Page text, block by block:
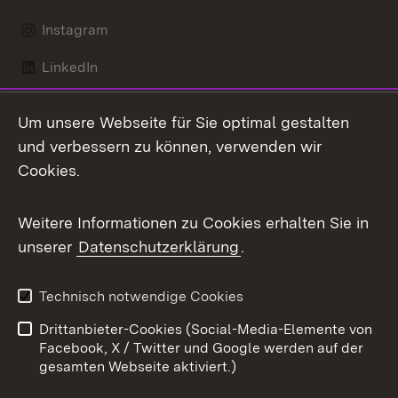
Instagram
LinkedIn
X / Twitter
Youtube
Kontakt
Datenschutz
Barrierefreiheit
Impressum
Cookies
Um unsere Webseite für Sie optimal gestalten
und verbessern zu können, verwenden wir
Cookies.
Weitere Informationen zu Cookies erhalten Sie in
unserer Datenschutzerklärung.
Technisch notwendige Cookies
Drittanbieter-Cookies (Social-Media-Elemente von
Facebook, X / Twitter und Google werden auf der
gesamten Webseite aktiviert.)